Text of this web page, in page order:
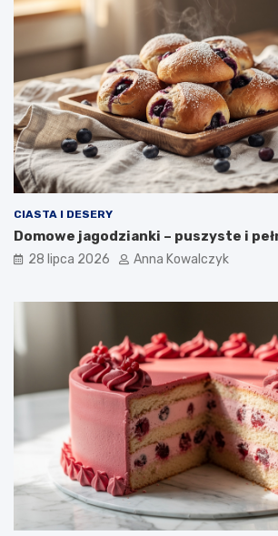
CIASTA I DESERY
Domowe jagodzianki – puszyste i
28 lipca 2026 Anna Kowalczyk